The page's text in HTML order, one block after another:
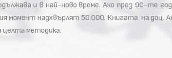
и в най-ново време. Ако през 90-те
момент надхвърлят 50 000. Книгата на доц.
целта методика.